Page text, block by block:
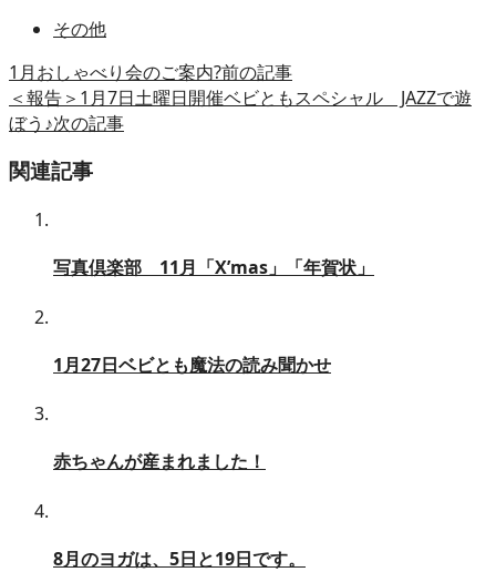
その他
1月おしゃべり会のご案内?前の記事
＜報告＞1月7日土曜日開催ベビともスペシャル JAZZで遊
ぼう♪次の記事
関連記事
写真倶楽部 11月「X’mas」「年賀状」
1月27日ベビとも魔法の読み聞かせ
赤ちゃんが産まれました！
8月のヨガは、5日と19日です。